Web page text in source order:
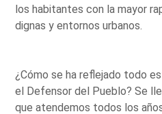
los habitantes con la mayor
dignas y entornos urbanos.
¿Cómo se ha reflejado todo
el Defensor del Pueblo? Se
que atendemos todos los